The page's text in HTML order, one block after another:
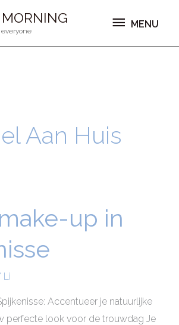
MENU
MENU
Aan Huis
up in
Li
Accentueer je natuurlijke
perfecte look voor de trouwdag Je